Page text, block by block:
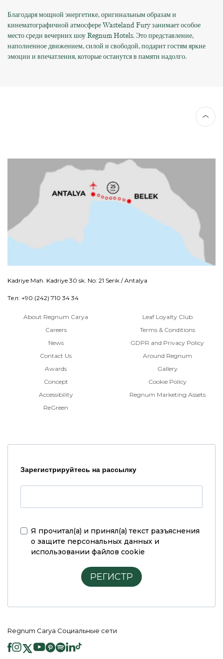
Благодаря мощной энергетике, оригинальным образам и
кинематографичной атмосфере Wasteland Fury занимает особое
место среди вечерних шоу Regnum Hotels. Это представление,
наполненное движением, силой и свободой, подарит гостям яркие
эмоции и впечатления, которые останутся в памяти надолго.
Kadriye Mah. Kadriye 30 sk. No: 21 Serik / Antalya
Тел: +90 (242) 710 34 34
About Regnum Carya
Careers
News
Contact Us
Awards
Concept
Accessibility
ReGreen
Leaf Loyalty Club
Terms & Conditions
GDPR and Privacy Policy
Around Regnum
Gallery
Cookie Policy
Regnum Marketing Assets
Зарегистрируйтесь на рассылку
Я прочитал(а) и принял(а) текст разъяснения
о защите персональных данных и
использовании файлов cookie
РЕГИСТР
Regnum Carya Социальные сети